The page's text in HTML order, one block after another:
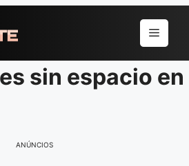
Menu
sin espacio en
ANÚNCIOS